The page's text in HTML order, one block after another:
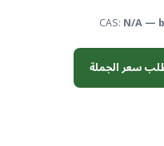
CAS:N/A —
سعر الجملة